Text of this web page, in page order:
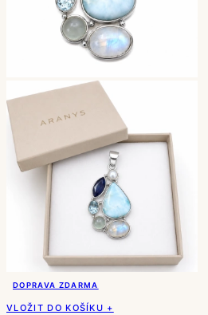
DOPRAVA ZDARMA
VLOŽIT DO KOŠÍKU +